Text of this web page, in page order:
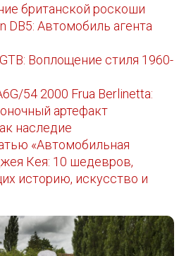
британской роскоши
DB5: Автомобиль агента
Воплощение стиля 1960-
54 2000 Frua Berlinetta:
артефакт
наследие
«Автомобильная
Кея: 10 шедевров,
историю, искусство и